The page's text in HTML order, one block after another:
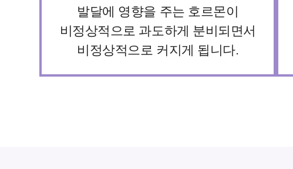
발달에 영향을 주는 호르몬이
비정상적으로 과도하게 분비되면서
비정상적으로 커지게 됩니다.